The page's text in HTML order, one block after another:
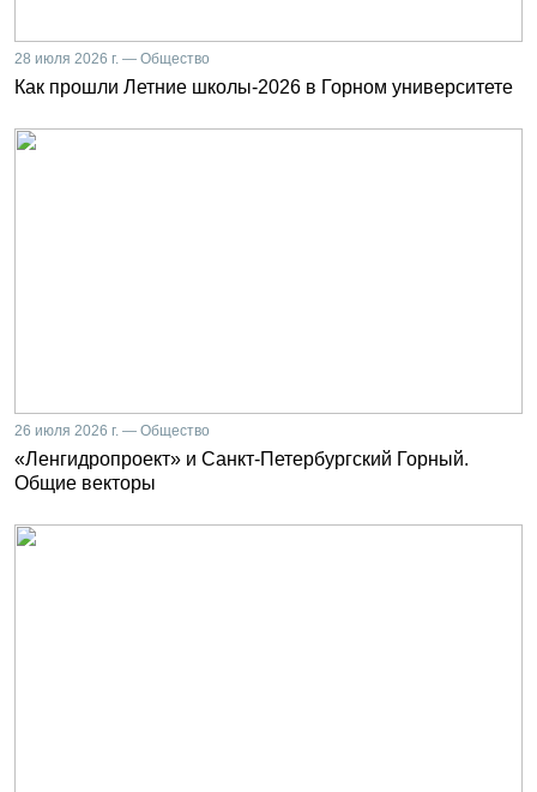
28 июля 2026 г. — Общество
Как прошли Летние школы-2026 в Горном университете
26 июля 2026 г. — Общество
«Ленгидропроект» и Санкт-Петербургский Горный.
Общие векторы